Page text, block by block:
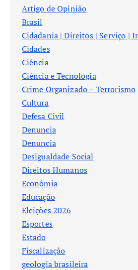
Artigo de Opinião
Brasil
Cidadania | Direitos | Serviço |
Cidades
Ciência
Ciência e Tecnologia
Crime Organizado – Terrorismo
Cultura
Defesa Civil
Denuncia
Denuncia
Desigualdade Social
Direitos Humanos
Econômia
Educação
Eleições 2026
Esportes
Estado
Fiscalização
geologia brasileira